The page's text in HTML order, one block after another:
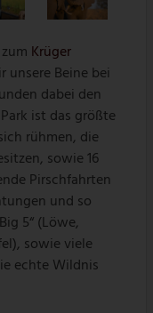
Krüger
unsere Beine bei
dabei den
ist das größte
rühmen, die
sowie 16
Pirschfahrten
und so
5“ (Löwe,
sowie viele
echte Wildnis